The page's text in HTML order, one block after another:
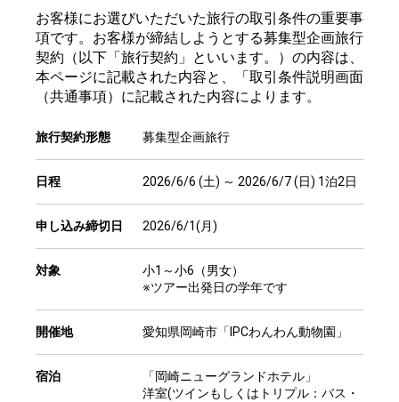
お客様にお選びいただいた旅行の取引条件の重要事
項です。お客様が締結しようとする募集型企画旅行
契約（以下「旅行契約」といいます。）の内容は、
本ページに記載された内容と、「取引条件説明画面
（共通事項）に記載された内容によります。
旅行契約形態 募集型企画旅行
日程 2026/6/6 (土) ～ 2026/6/7 (日) 1泊2日
申し込み締切日 2026/6/1(月)
対象
小1～小6（男女）
※ツアー出発日の学年です
開催地 愛知県岡崎市「IPCわんわん動物園」
宿泊
「岡崎ニューグランドホテル」
洋室(ツインもしくはトリプル：バス・